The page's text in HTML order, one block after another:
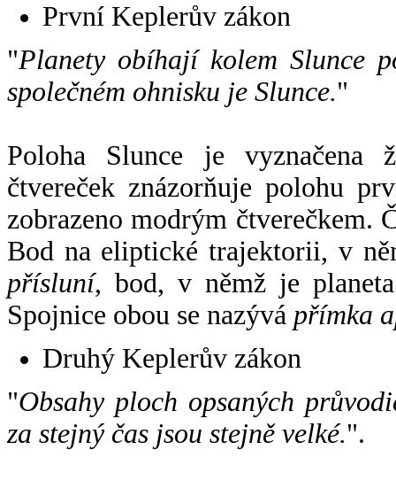
První Keplerův zákon
"Planety obíhají kolem Slunce
společném ohnisku je Slunce."
Poloha Slunce je vyznačena
čtvereček znázorňuje polohu
zobrazeno modrým čtverečkem.
Bod na eliptické trajektorii, v
přísluní, bod, v němž je
Spojnice obou se nazývá přímka
Druhý Keplerův zákon
"Obsahy ploch opsaných
za stejný čas jsou stejně velké.".